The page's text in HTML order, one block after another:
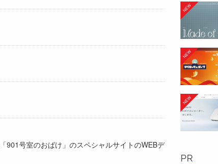
901号室のおばけ」のスペシャルサイトのWEBデ
PR